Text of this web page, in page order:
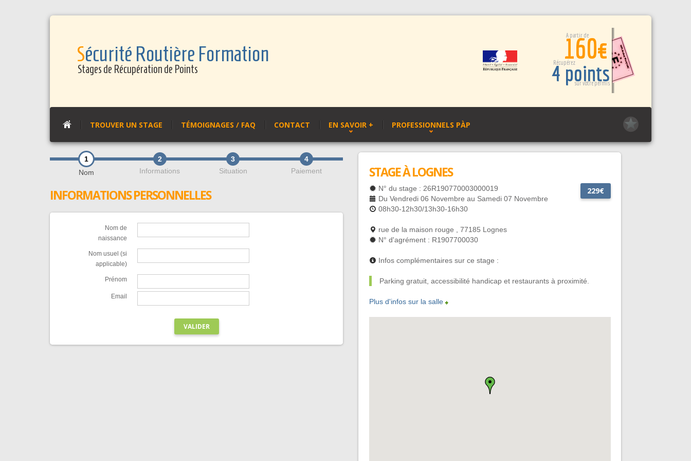
Sécurité Routière Formation
Stages de Récupération de Points
A partir de
160€
Récupérez
4 points
sur votre permis
TROUVER UN STAGE TÉMOIGNAGES / FAQ CONTACT EN SAVOIR + PROFESSIONNELS PÀP
1
Nom
2
Informations
3
Situation
4
Paiement
INFORMATIONS PERSONNELLES
Nom de
naissance
Nom usuel (si
applicable)
Prénom
Email
VALIDER
STAGE À LOGNES
229€
N° du stage : 26R190770003000019
Du Vendredi 06 Novembre au Samedi 07 Novembre
08h30-12h30/13h30-16h30
rue de la maison rouge , 77185 Lognes
N° d'agrément : R1907700030
Infos complémentaires sur ce stage :
Parking gratuit, accessibilité handicap et restaurants à proximité.
Plus d'infos sur la salle